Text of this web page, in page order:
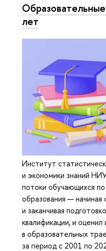
лет
Институт
и экономики знаний
потоки обучающихся
образования — начиная
и заканчивая
квалификации, и оценил
в образовательных
за период с 2001 по